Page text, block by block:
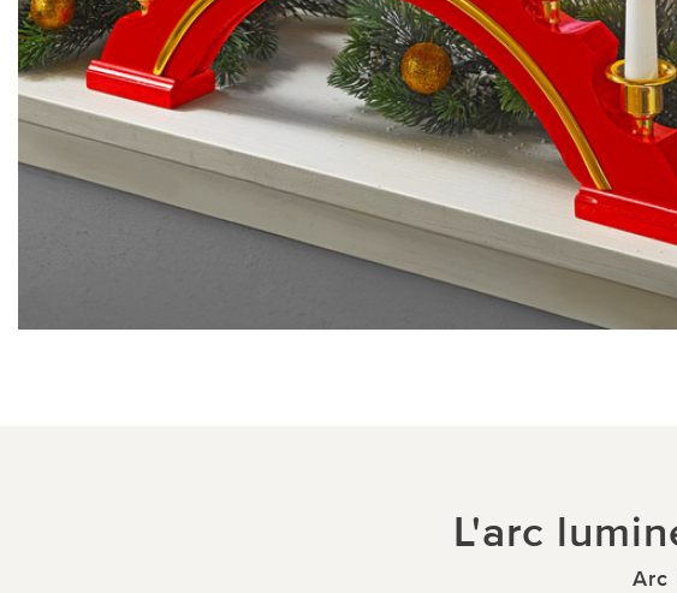
L'arc
Arc